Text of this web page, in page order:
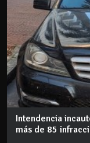
Intendencia
más de 85